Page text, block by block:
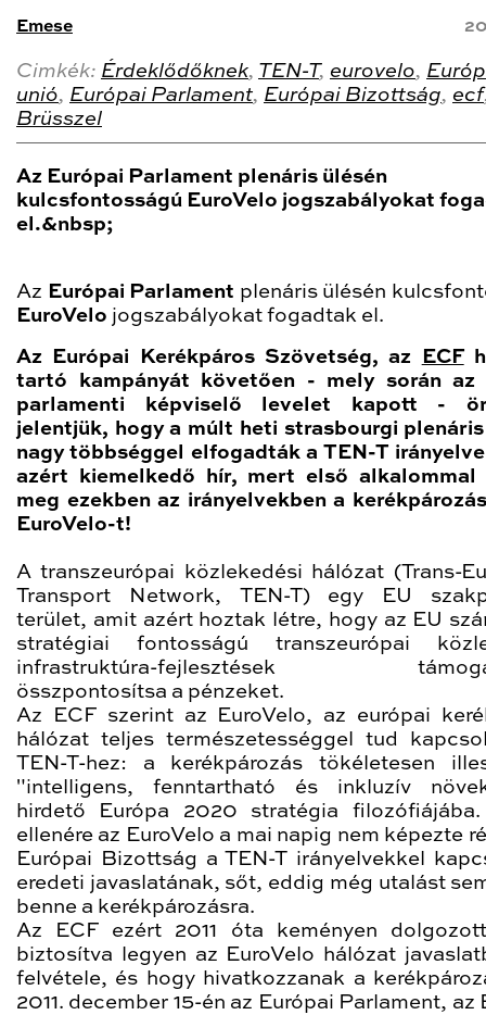
Emese
Cimkék: Érdeklődőknek, TEN-T, eurovelo,
unió, Európai Parlament, Európai Bizottság, ecf
Brüsszel
Az Európai Parlament plenáris ülésén
kulcsfontosságú EuroVelo jogszabályokat
el.&nbsp;
Az Európai Parlament plenáris ülésén
EuroVelo jogszabályokat fogadtak el.
Az Európai Kerékpáros Szövetség, az ECF
tartó kampányát követően - mely során az
parlamenti képviselő levelet kapott -
jelentjük, hogy a múlt heti strasbourgi
nagy többséggel elfogadták a TEN-T
azért kiemelkedő hír, mert első alkalommal
meg ezekben az irányelvekben a
EuroVelo-t!
A transzeurópai közlekedési hálózat (Trans-
Transport Network, TEN-T) egy EU
terület, amit azért hoztak létre, hogy az EU
stratégiai fontosságú transzeurópai
infrastruktúra-fejlesztések
összpontosítsa a pénzeket.
Az ECF szerint az EuroVelo, az európai
hálózat teljes természetességgel tud
TEN-T-hez: a kerékpározás tökéletesen
"intelligens, fenntartható és inkluzív
hirdető Európa 2020 stratégia filozófiájába.
ellenére az EuroVelo a mai napig nem képezte
Európai Bizottság a TEN-T irányelvekkel
eredeti javaslatának, sőt, eddig még utalást
benne a kerékpározásra.
Az ECF ezért 2011 óta keményen
biztosítva legyen az EuroVelo hálózat
felvétele, és hogy hivatkozzanak a
2011. december 15-én az Európai Parlament, az